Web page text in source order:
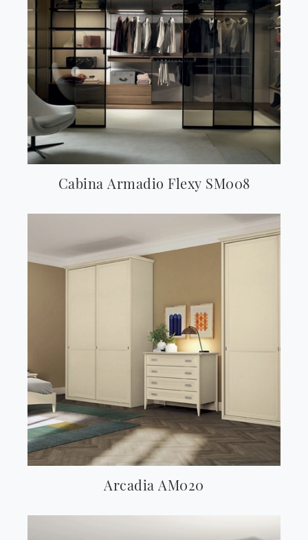
Cabina Armadio Flexy SM008
Arcadia AM020